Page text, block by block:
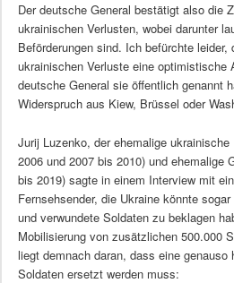
Der deutsche General bestätigt also die
ukrainischen Verlusten, wobei darunter
Beförderungen sind. Ich befürchte leider,
ukrainischen Verluste eine optimistische
deutsche General sie öffentlich genannt
Widerspruch aus Kiew, Brüssel oder
Jurij Luzenko, der ehemalige
2006 und 2007 bis 2010) und ehemalige
bis 2019) sagte in einem Interview mit
Fernsehsender, die Ukraine könnte
und verwundete Soldaten zu beklagen
Mobilisierung von zusätzlichen 500.000
liegt demnach daran, dass eine genauso
Soldaten ersetzt werden muss: